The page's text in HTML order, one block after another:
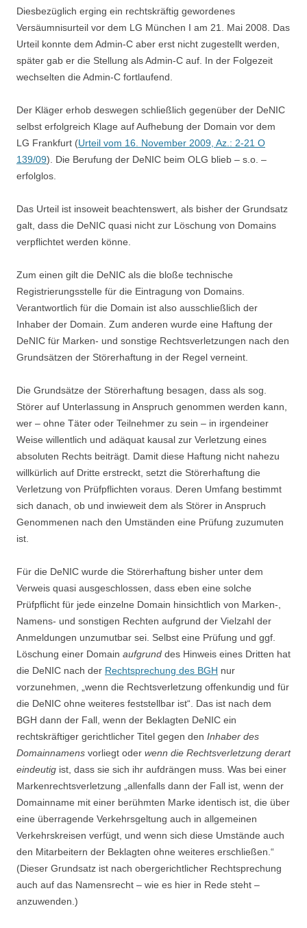
Diesbezüglich erging ein rechtskräftig gewordenes
Versäumnisurteil vor dem LG München I am 21. Mai 2008. Das
Urteil konnte dem Admin-C aber erst nicht zugestellt werden,
später gab er die Stellung als Admin-C auf. In der Folgezeit
wechselten die Admin-C fortlaufend.
Der Kläger erhob deswegen schließlich gegenüber der DeNIC
selbst erfolgreich Klage auf Aufhebung der Domain vor dem
LG Frankfurt (Urteil vom 16. November 2009, Az.: 2-21 O
139/09). Die Berufung der DeNIC beim OLG blieb – s.o. –
erfolglos.
Das Urteil ist insoweit beachtenswert, als bisher der Grundsatz
galt, dass die DeNIC quasi nicht zur Löschung von Domains
verpflichtet werden könne.
Zum einen gilt die DeNIC als die bloße technische
Registrierungsstelle für die Eintragung von Domains.
Verantwortlich für die Domain ist also ausschließlich der
Inhaber der Domain. Zum anderen wurde eine Haftung der
DeNIC für Marken- und sonstige Rechtsverletzungen nach den
Grundsätzen der Störerhaftung in der Regel verneint.
Die Grundsätze der Störerhaftung besagen, dass als sog.
Störer auf Unterlassung in Anspruch genommen werden kann,
wer – ohne Täter oder Teilnehmer zu sein – in irgendeiner
Weise willentlich und adäquat kausal zur Verletzung eines
absoluten Rechts beiträgt. Damit diese Haftung nicht nahezu
willkürlich auf Dritte erstreckt, setzt die Störerhaftung die
Verletzung von Prüfpflichten voraus. Deren Umfang bestimmt
sich danach, ob und inwieweit dem als Störer in Anspruch
Genommenen nach den Umständen eine Prüfung zuzumuten
ist.
Für die DeNIC wurde die Störerhaftung bisher unter dem
Verweis quasi ausgeschlossen, dass eben eine solche
Prüfpflicht für jede einzelne Domain hinsichtlich von Marken-,
Namens- und sonstigen Rechten aufgrund der Vielzahl der
Anmeldungen unzumutbar sei. Selbst eine Prüfung und ggf.
Löschung einer Domain aufgrund des Hinweis eines Dritten hat
die DeNIC nach der Rechtsprechung des BGH nur
vorzunehmen, „wenn die Rechtsverletzung offenkundig und für
die DeNIC ohne weiteres feststellbar ist“. Das ist nach dem
BGH dann der Fall, wenn der Beklagten DeNIC ein
rechtskräftiger gerichtlicher Titel gegen den Inhaber des
Domainnamens vorliegt oder wenn die Rechtsverletzung derart
eindeutig ist, dass sie sich ihr aufdrängen muss. Was bei einer
Markenrechtsverletzung „allenfalls dann der Fall ist, wenn der
Domainname mit einer berühmten Marke identisch ist, die über
eine überragende Verkehrsgeltung auch in allgemeinen
Verkehrskreisen verfügt, und wenn sich diese Umstände auch
den Mitarbeitern der Beklagten ohne weiteres erschließen.“
(Dieser Grundsatz ist nach obergerichtlicher Rechtsprechung
auch auf das Namensrecht – wie es hier in Rede steht –
anzuwenden.)